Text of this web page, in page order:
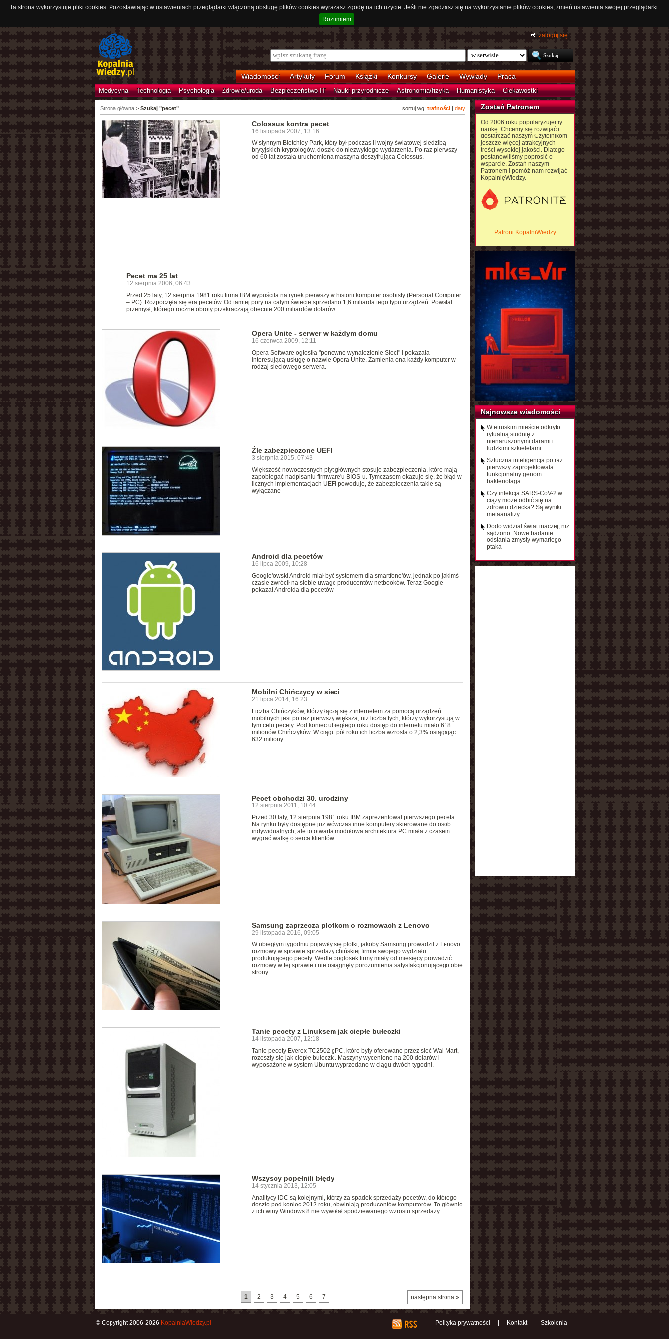
Ta strona wykorzystuje pliki cookies. Pozostawiając w ustawieniach przeglądarki włączoną obsługę plików cookies wyrażasz zgodę na ich użycie. Jeśli nie zgadzasz się na wykorzystanie plików cookies, zmień ustawienia swojej przeglądarki.
Rozumiem
zaloguj się
Wiadomości Artykuły Forum Książki Konkursy Galerie Wywiady Praca
Medycyna Technologia Psychologia Zdrowie/uroda Bezpieczeństwo IT Nauki przyrodnicze Astronomia/fizyka Humanistyka Ciekawostki
sortuj wg: trafności| daty
Strona główna> Szukaj "pecet"
Colossus kontra pecet
16 listopada 2007, 13:16
W słynnym Bletchley Park, który był podczas II wojny światowej siedzibą
brytyjskich kryptologów, doszło do niezwykłego wydarzenia. Po raz pierwszy
od 60 lat została uruchomiona maszyna deszyfrująca Colossus.
Pecet ma 25 lat
12 sierpnia 2006, 06:43
Przed 25 laty, 12 sierpnia 1981 roku firma IBM wypuściła na rynek pierwszy w historii komputer osobisty (Personal Computer
– PC). Rozpoczęła się era pecetów. Od tamtej pory na całym świecie sprzedano 1,6 miliarda tego typu urządzeń. Powstał
przemysł, którego roczne obroty przekraczają obecnie 200 miliardów dolarów.
Opera Unite - serwer w każdym domu
16 czerwca 2009, 12:11
Opera Software ogłosiła "ponowne wynalezienie Sieci" i pokazała
interesującą usługę o nazwie Opera Unite. Zamienia ona każdy komputer w
rodzaj sieciowego serwera.
Źle zabezpieczone UEFI
3 sierpnia 2015, 07:43
Większość nowoczesnych płyt głównych stosuje zabezpieczenia, które mają
zapobiegać nadpisaniu firmware'u BIOS-u. Tymczasem okazuje się, że błąd w
licznych implementacjach UEFI powoduje, że zabezpieczenia takie są
wyłączane
Android dla pecetów
16 lipca 2009, 10:28
Google'owski Android miał być systemem dla smartfone'ów, jednak po jakimś
czasie zwrócił na siebie uwagę producentów netbooków. Teraz Google
pokazał Androida dla pecetów.
Mobilni Chińczycy w sieci
21 lipca 2014, 16:23
Liczba Chińczyków, którzy łączą się z internetem za pomocą urządzeń
mobilnych jest po raz pierwszy większa, niż liczba tych, którzy wykorzystują w
tym celu pecety. Pod koniec ubiegłego roku dostęp do internetu miało 618
milionów Chińczyków. W ciągu pół roku ich liczba wzrosła o 2,3% osiągając
632 miliony
Pecet obchodzi 30. urodziny
12 sierpnia 2011, 10:44
Przed 30 laty, 12 sierpnia 1981 roku IBM zaprezentował pierwszego peceta.
Na rynku były dostępne już wówczas inne komputery skierowane do osób
indywidualnych, ale to otwarta modułowa architektura PC miała z czasem
wygrać walkę o serca klientów.
Samsung zaprzecza plotkom o rozmowach z Lenovo
29 listopada 2016, 09:05
W ubiegłym tygodniu pojawiły się plotki, jakoby Samsung prowadził z Lenovo
rozmowy w sprawie sprzedaży chińskiej firmie swojego wydziału
produkującego pecety. Wedle pogłosek firmy miały od miesięcy prowadzić
rozmowy w tej sprawie i nie osiągnęły porozumienia satysfakcjonującego obie
strony.
Tanie pecety z Linuksem jak ciepłe bułeczki
14 listopada 2007, 12:18
Tanie pecety Everex TC2502 gPC, które były oferowane przez sieć Wal-Mart,
rozeszły się jak ciepłe bułeczki. Maszyny wycenione na 200 dolarów i
wyposażone w system Ubuntu wyprzedano w ciągu dwóch tygodni.
Wszyscy popełnili błędy
14 stycznia 2013, 12:05
Analitycy IDC są kolejnymi, którzy za spadek sprzedaży pecetów, do którego
doszło pod koniec 2012 roku, obwiniają producentów komputerów. To głównie
z ich winy Windows 8 nie wywołał spodziewanego wzrostu sprzedaży.
następna strona »
1 2 3 4 5 6 7
Zostań Patronem
Od 2006 roku popularyzujemy
naukę. Chcemy się rozwijać i
dostarczać naszym Czytelnikom
jeszcze więcej atrakcyjnych
treści wysokiej jakości. Dlatego
postanowiliśmy poprosić o
wsparcie. Zostań naszym
Patronem i pomóż nam rozwijać
KopalnięWiedzy.
Patroni KopalniWiedzy
Najnowsze wiadomości
W etruskim mieście odkryto
rytualną studnię z
nienaruszonymi darami i
ludzkimi szkieletami
Sztuczna inteligencja po raz
pierwszy zaprojektowała
funkcjonalny genom
bakteriofaga
Czy infekcja SARS-CoV-2 w
ciąży może odbić się na
zdrowiu dziecka? Są wyniki
metaanalizy
Dodo widział świat inaczej, niż
sądzono. Nowe badanie
odsłania zmysły wymarłego
ptaka
Polityka prywatności Kontakt Szkolenia
© Copyright 2006-2026 KopalniaWiedzy.pl